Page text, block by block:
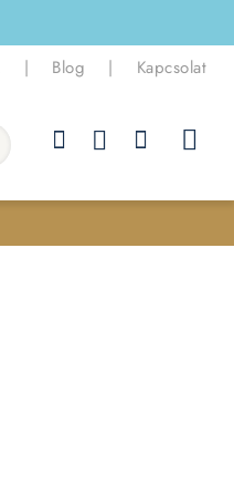
| Blog | Kapcsolat